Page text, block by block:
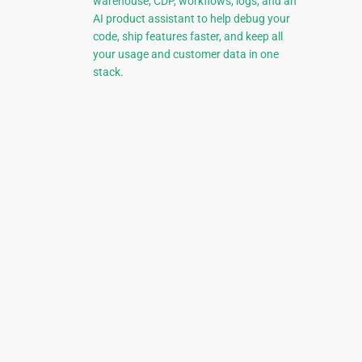
AI product assistant to help debug your
code, ship features faster, and keep all
your usage and customer data in one
stack.